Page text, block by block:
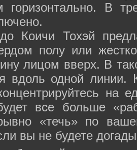
горизонтально. В
Коичи Тохэй
полу или
лицом вверх. В
вдоль одной
на
все больше
«течь» по
вы не будете